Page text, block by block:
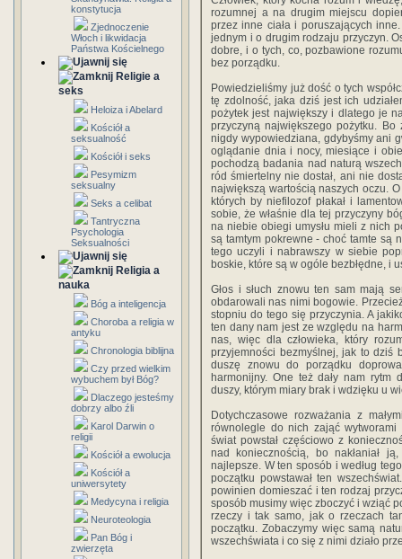
konstytucja
Zjednoczenie
Włoch i likwidacja
Państwa Kościelnego
Religie a
seks
Heloiza i Abelard
Kościół a
seksualność
Kościół i seks
Pesymizm
seksualny
Seks a celibat
Tantryczna
Psychologia
Seksualności
Religia a
nauka
Bóg a inteligencja
Choroba a religia w
antyku
Chronologia biblijna
Czy przed wielkim
wybuchem był Bóg?
Dlaczego jesteśmy
dobrzy albo źli
Karol Darwin o
religii
Kościół a ewolucja
Kościół a
uniwersytety
Medycyna i religia
Neuroteologia
Pan Bóg i
zwierzęta
rozumnej a na drugim miejscu
przez inne ciała i poruszających
jednym i o drugim rodzaju przyczyn.
dobre, i o tych, co, pozbawione
bez porządku.
Powiedzieliśmy już dość o tych
tę zdolność, jaka dziś jest ich
pożytek jest największy i dlatego je
przyczyną największego pożytku.
nigdy wypowiedziana, gdybyśmy ani
oglądanie dnia i nocy, miesiące i
pochodzą badania nad naturą
ród śmiertelny nie dostał, ani nie
największą wartością naszych oczu.
których by niefilozof płakał i
sobie, że właśnie dla tej przyczyny
na niebie obiegi umysłu mieli z nich
są tamtym pokrewne - choć tamte są
tego uczyli i nabrawszy w siebie
boskie, które są w ogóle bezbłędne, i
Głos i słuch znowu ten sam mają
obdarowali nas nimi bogowie.
stopniu do tego się przyczynia. A
ten dany nam jest ze względu na
nas, więc dla człowieka, który
przyjemności bezmyślnej, jak to dziś
duszę znowu do porządku
harmonijny. One też dały nam
duszy, którym miary brak i wdzięku u
Dotychczasowe rozważania z
równolegle do nich zająć wytworami
świat powstał częściowo z
nad koniecznością, bo nakłaniał
najlepsze. W ten sposób i według
początku powstawał ten
powinien domieszać i ten rodzaj
sposób musimy więc zboczyć i wziąć
rzeczy i tak samo, jak o rzeczach
początku. Zobaczymy więc samą
wszechświata i co się z nimi działo